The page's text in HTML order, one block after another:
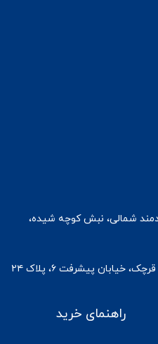
شمالی، نبش کوچه شیده،
خیابان پیشرفت ۶، پلاک ۲۴
راهنمای خرید